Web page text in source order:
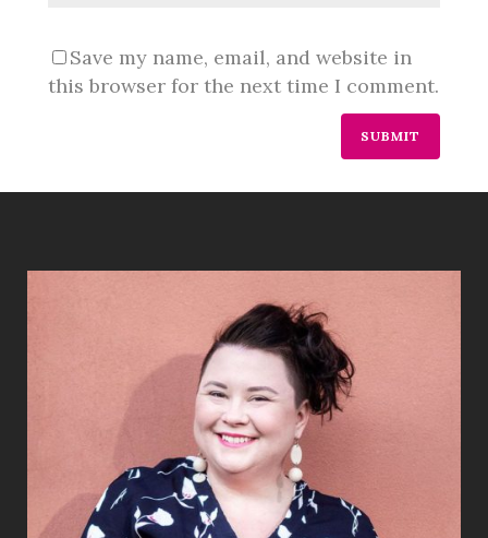
Save my name, email, and website in
this browser for the next time I comment.